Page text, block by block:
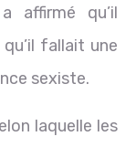
affirmé qu’il
fallait une
sexiste.
laquelle les